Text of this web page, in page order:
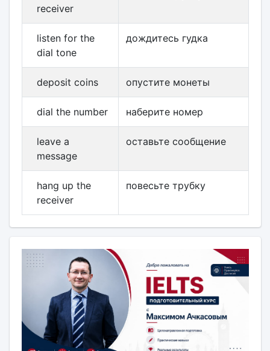
receiver
listen for the
dial tone
дождитесь гудка
deposit coins опустите монеты
dial the number наберите номер
leave a
message
оставьте сообщение
hang up the
receiver
повесьте трубку